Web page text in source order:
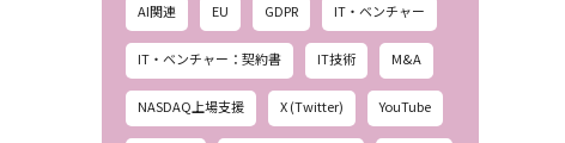
AI関連 EU GDPR IT・ベンチャー
IT・ベンチャー：契約書 IT技術 M&A
NASDAQ上場支援 X (Twitter) YouTube